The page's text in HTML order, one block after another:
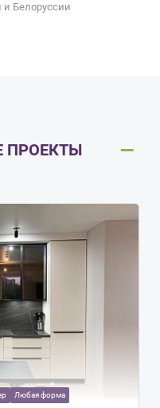
и Белоруссии
ПРОЕКТЫ
Любая форма